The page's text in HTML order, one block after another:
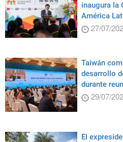
inaugura la
América
27/07/
Taiwán
desarrollo
durante
29/07/
El